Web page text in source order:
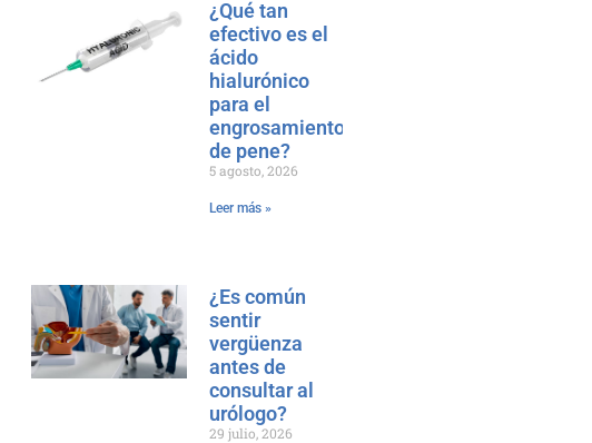
¿Qué tan
efectivo es el
ácido
hialurónico
para el
engrosamiento
de pene?
5 agosto, 2026
Leer más »
¿Es común
sentir
vergüenza
antes de
consultar al
urólogo?
29 julio, 2026